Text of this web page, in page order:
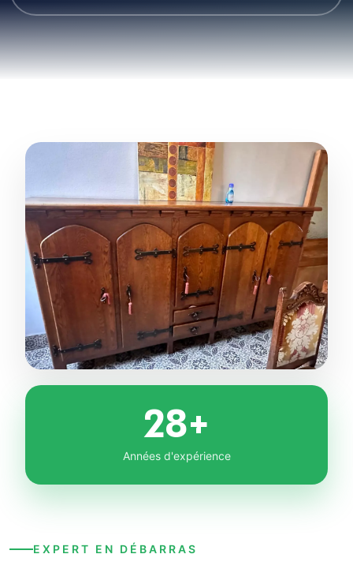
28+
Années d'expérience
EXPERT EN DÉBARRAS